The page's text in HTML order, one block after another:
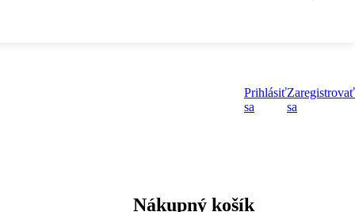
Prihlásiť
sa
Zaregistrovať
sa
Nákupný košík